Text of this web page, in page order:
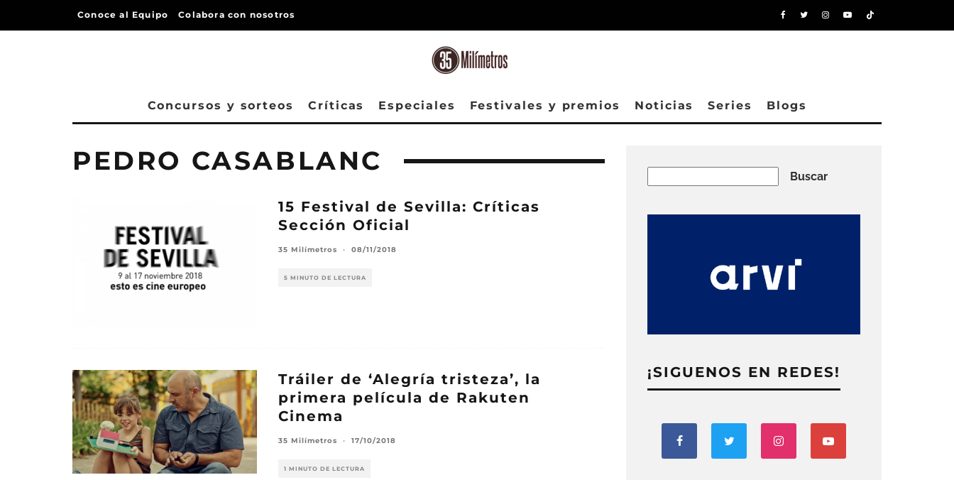
Conoce al Equipo Colabora con nosotros
Concursos y sorteos Críticas Especiales Festivales y premios Noticias Series Blogs
PEDRO CASABLANC
15 Festival de Sevilla: Críticas
Sección Oficial
35 Milímetros · 08/11/2018
5 MINUTO DE LECTURA
Tráiler de ‘Alegría tristeza’, la
primera película de Rakuten
Cinema
35 Milímetros · 17/10/2018
1 MINUTO DE LECTURA
Buscar
¡SIGUENOS EN REDES!